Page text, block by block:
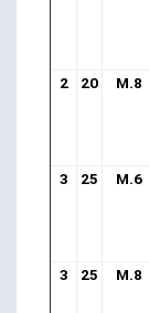
2 20 M.8
3 25 M.6
3 25 M.8